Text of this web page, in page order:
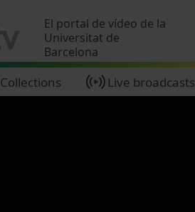
El portal de vídeo de la
Universitat de
Barcelona
Collections Live broadcasts